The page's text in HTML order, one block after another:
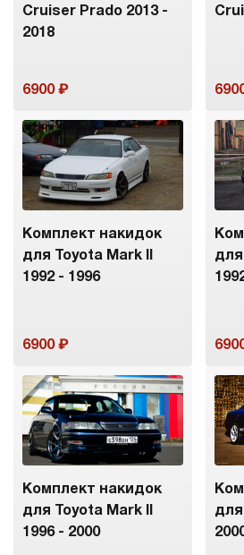
Cruiser Prado 2013 -
2018
6900
Комплект накидок
для Toyota Mark II
1992 - 1996
6900
для
Комплект накидок
для Toyota Mark II
1996 - 2000
для